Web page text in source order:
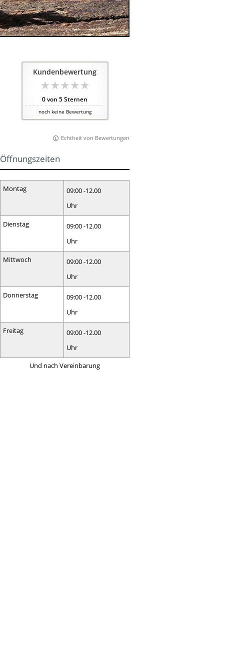
Kundenbewertung
0von 5Sternen
noch keine Bewertung
Echtheit von Bewertungen
Öffnungszeiten
Montag
09:00 -12.00
Uhr
Dienstag
09:00 -12.00
Uhr
Mittwoch
09:00 -12.00
Uhr
Donnerstag
09:00 -12.00
Uhr
Freitag
09:00 -12.00
Uhr
Und nach Vereinbarung